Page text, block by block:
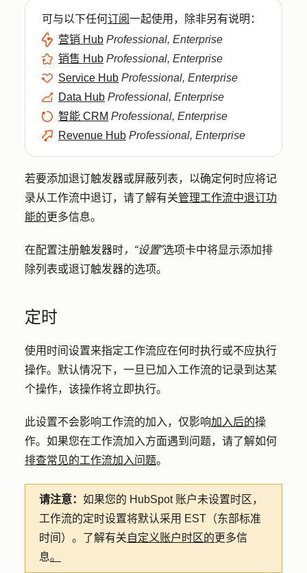
可与以下任何订阅一起使用，除非另有说明：
营销 Hub Professional, Enterprise
销售 Hub Professional, Enterprise
Service Hub Professional, Enterprise
Data Hub Professional, Enterprise
智能 CRM Professional, Enterprise
Revenue Hub Professional, Enterprise
若要添加退订触发器或屏蔽列表，以确定何时应将记
录从工作流中退订，请了解有关管理工作流中退订功
能的更多信息。
在配置注册触发器时，“设置”选项卡中将显示添加排
除列表或退订触发器的选项。
定时
使用时间设置来指定工作流应在何时执行或不应执行
操作。默认情况下，一旦已加入工作流的记录到达某
个操作，该操作将立即执行。
此设置不会影响工作流的加入，仅影响加入后的操
作。如果您在工作流加入方面遇到问题，请了解如何
排查常见的工作流加入问题。
请注意： 如果您的 HubSpot 账户未设置时区，
工作流的定时设置将默认采用 EST（东部标准
时间）。了解有关自定义账户时区的更多信
息。